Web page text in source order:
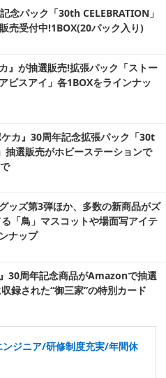
念パック「30th CELEBRATION」
売受付中!1BOX(20パック入り)
』が抽選販売!拡張パック「ストー
ビスアイ」各1BOXをラインナッ
カ』30周年記念拡張パック「30t
抽選販売がホビーステーションで
ッズ第3弾ほか、多数の新商品がズ
「鳥」マスコットや場面写アイテ
ナップ
30周年記念商品がAmazonで抽選
録された“御三家”の特別カード
ジニア/研修制度充実/年間休